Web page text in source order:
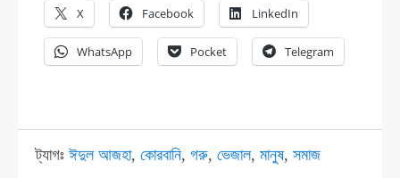
X Facebook LinkedIn
WhatsApp Pocket Telegram
ট্যাগঃঈদুল আজহা,কোরবানি,গরু,ভেজাল,মানুষ,সমাজ